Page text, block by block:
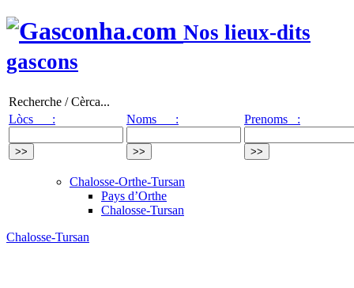
Nos lieux-dits
gascons
Recherche / Cèrca...
Lòcs :
Noms : Prenoms :
Chalosse-Orthe-Tursan
Pays d’Orthe
Chalosse-Tursan
Chalosse-Tursan